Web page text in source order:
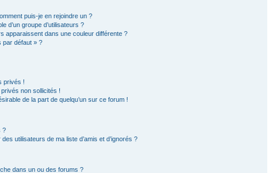
puis-je en rejoindre un ?
d’un groupe d’utilisateurs ?
apparaissent dans une couleur différente ?
par défaut » ?
privés !
non sollicités !
de la part de quelqu’un sur ce forum !
?
utilisateurs de ma liste d’amis et d’ignorés ?
dans un ou des forums ?